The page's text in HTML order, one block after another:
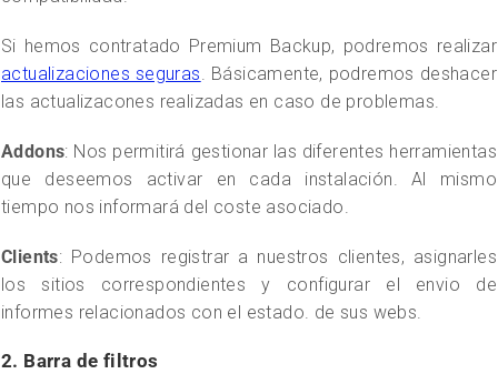
Si hemos contratado Premium Backup, podremos realizar
actualizaciones seguras. Básicamente, podremos deshacer
las actualizacones realizadas en caso de problemas.
Addons: Nos permitirá gestionar las diferentes herramientas
que deseemos activar en cada instalación. Al mismo
tiempo nos informará del coste asociado.
Clients: Podemos registrar a nuestros clientes, asignarles
los sitios correspondientes y configurar el envio de
informes relacionados con el estado. de sus webs.
2. Barra de filtros